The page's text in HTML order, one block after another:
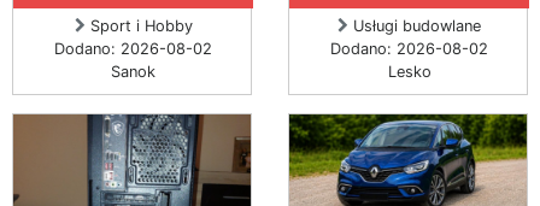
Sport i Hobby
Dodano: 2026-08-02
Sanok
Usługi budowlane
Dodano: 2026-08-02
Lesko